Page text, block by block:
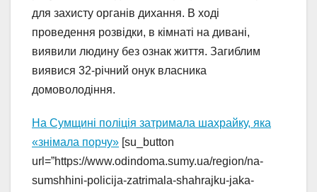
для захисту органів дихання. В ході
проведення розвідки, в кімнаті на дивані,
виявили людину без ознак життя. Загиблим
виявися 32-річний онук власника
домоволодіння.
На Сумщині поліція затримала шахрайку, яка
«знімала порчу» [su_button
url=”https://www.odindoma.sumy.ua/region/na-
sumshhini-policija-zatrimala-shahrajku-jaka-